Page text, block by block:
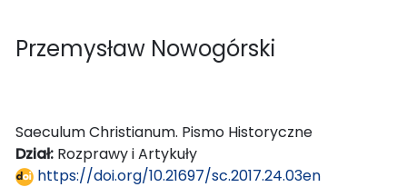
Przemysław Nowogórski
Saeculum Christianum. Pismo Historyczne
Dział: Rozprawy i Artykuły
https://doi.org/10.21697/sc.2017.24.03en